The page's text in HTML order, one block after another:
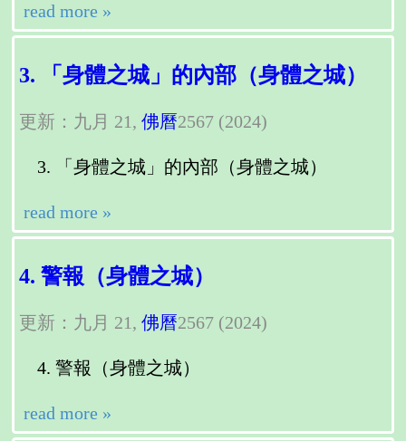
read more »
3. 「身體之城」的內部（身體之城）
更新：九月 21, 佛曆2567 (2024)
「身體之城」的內部（身體之城）
read more »
4. 警報（身體之城）
更新：九月 21, 佛曆2567 (2024)
警報（身體之城）
read more »